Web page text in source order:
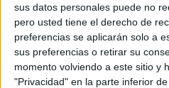
sus datos personales puede no
pero usted tiene el derecho de
preferencias se aplicarán solo a
sus preferencias o retirar su
momento volviendo a este sitio y
"Privacidad" en la parte inferior de
visita guiada al templo hindú,
historia de la comunidad en
de los pilares básicos de la